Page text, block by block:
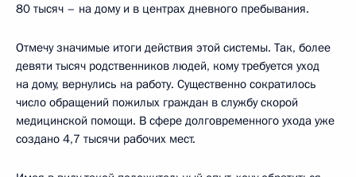
80 тысяч – на дому и в центрах дневного пребывания.
Отмечу значимые итоги действия этой системы. Так, более
девяти тысяч родственников людей, кому требуется уход
на дому, вернулись на работу. Существенно сократилось
число обращений пожилых граждан в службу скорой
медицинской помощи. В сфере долговременного ухода уже
создано 4,7 тысячи рабочих мест.